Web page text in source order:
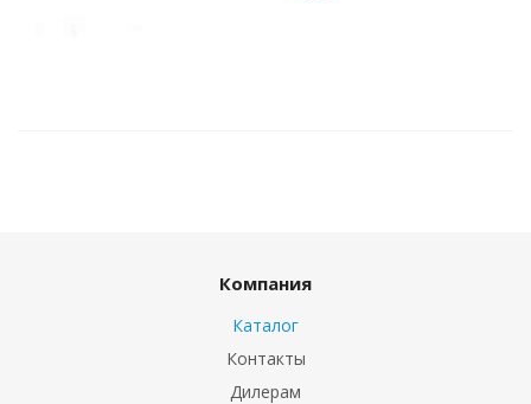
Компания
Каталог
Контакты
Дилерам